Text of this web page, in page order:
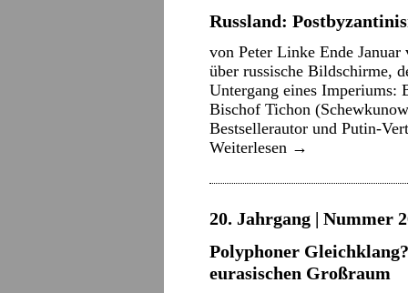
Russland:
von Peter Linke Ende
über russische Bildschirme,
Untergang eines Imperiums:
Bischof Tichon
Bestsellerautor und Putin-
Weiterlesen →
20. Jahrgang | Nummer
Polyphoner
eurasischen Großraum